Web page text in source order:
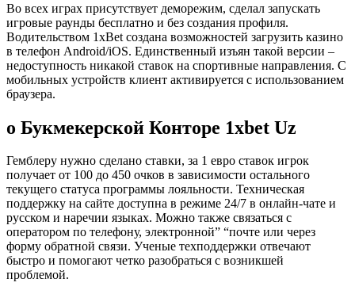
Во всех играх присутствует деморежим, сделал запускать
игровые раунды бесплатно и без создания профиля.
Водительством 1xBet создана возможностей загрузить казино
в телефон Android/iOS. Единственный изъян такой версии –
недоступность никакой ставок на спортивные направления. С
мобильных устройств клиент активируется с использованием
браузера.
о Букмекерской Конторе 1xbet Uz
Гемблеру нужно сделано ставки, за 1 евро ставок игрок
получает от 100 до 450 очков в зависимости остального
текущего статуса программы лояльности. Техническая
поддержку на сайте доступна в режиме 24/7 в онлайн-чате и
русском и наречии языках. Можно также связаться с
оператором по телефону, электронной” “почте или через
форму обратной связи. Ученые техподдержки отвечают
быстро и помогают четко разобраться с возникшей
проблемой.